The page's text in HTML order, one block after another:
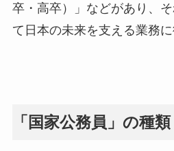
卒・高卒）」などがあり、
て日本の未来を支える業務に
「国家公務員」の種類